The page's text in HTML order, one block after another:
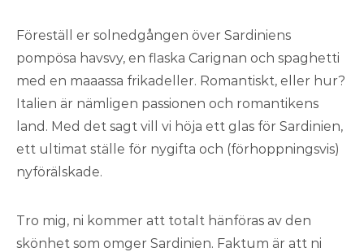
Föreställ er solnedgången över Sardiniens
pompösa havsvy, en flaska Carignan och spaghetti
med en maaassa frikadeller. Romantiskt, eller hur?
Italien är nämligen passionen och romantikens
land. Med det sagt vill vi höja ett glas för Sardinien,
ett ultimat ställe för nygifta och (förhoppningsvis)
nyförälskade.
Tro mig, ni kommer att totalt hänföras av den
skönhet som omger Sardinien. Faktum är att ni